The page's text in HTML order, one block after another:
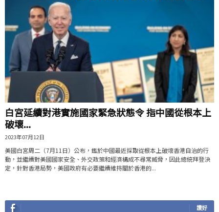
白宮延續對港實施國家緊急狀態令 指中國從根本上
破壞...
2023年07月12日
美國白宮周二（7月11日）公布，鑑於中國最近採取從根本上破壞香港自治的行
動，並繼續對美國國家安全、外交政策和經濟構成不尋常威脅，因此總統拜登決
定，針對香港局勢，美國政府有必要繼續維持關於香港的...
讚好